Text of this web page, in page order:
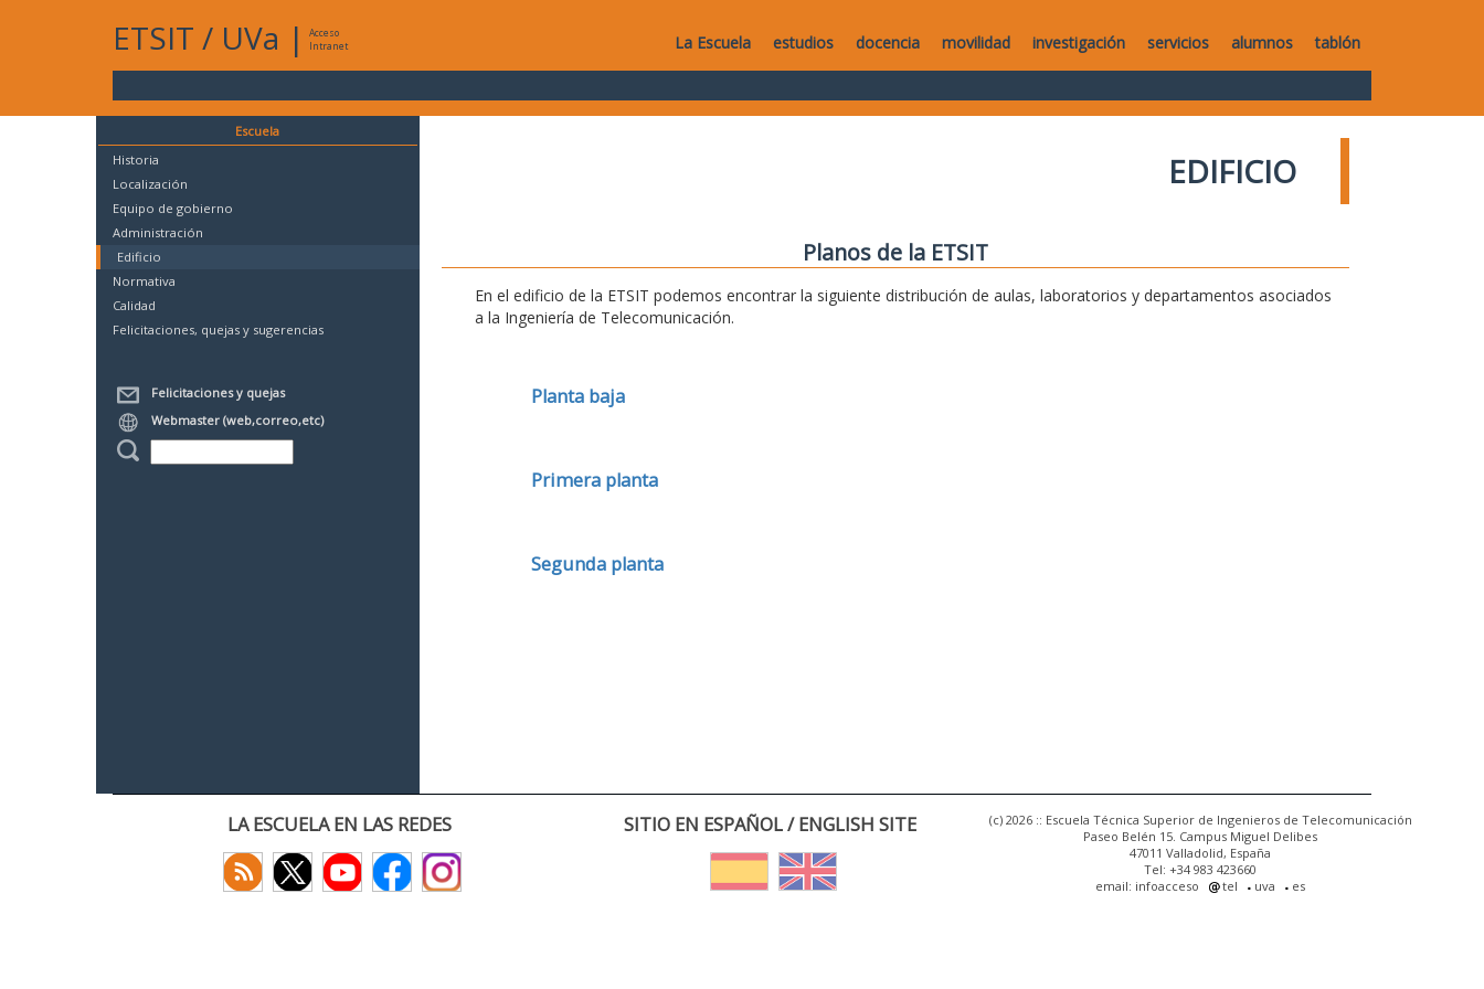
ETSIT / UVa |
Acceso
Intranet
La Escuela estudios docencia movilidad investigación servicios alumnos tablón
Escuela
Historia
Localización
Equipo de gobierno
Administración
Edificio
Normativa
Calidad
Felicitaciones, quejas y sugerencias
Felicitaciones y quejas
Webmaster (web,correo,etc)
EDIFICIO
Planos de la ETSIT
En el edificio de la ETSIT podemos encontrar la siguiente distribución de aulas, laboratorios y departamentos asociados
a la Ingeniería de Telecomunicación.
Planta baja
Primera planta
Segunda planta
LA ESCUELA EN LAS REDES SITIO EN ESPAÑOL / ENGLISH SITE
(c) 2026 :: Escuela Técnica Superior de Ingenieros de Telecomunicación
Paseo Belén 15. Campus Miguel Delibes
47011 Valladolid, España
Tel: +34 983 423660
email: infoacceso
tel uva es